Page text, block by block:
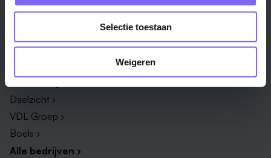
Selectie toestaan
Weigeren
Alle vakgebieden ›
Alle functies ›
Bedrijf
Daelzicht ›
VDL Groep ›
Boels ›
Alle bedrijven ›